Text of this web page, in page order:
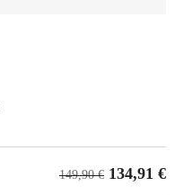
149,90€ 134,91 €